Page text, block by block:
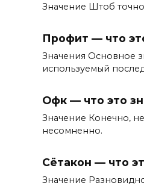
Значение Штоб
Профит — что
Значения Основное
используемый
Офк — что это
Значение Конечно,
несомненно.
Сётакон — что
Значение